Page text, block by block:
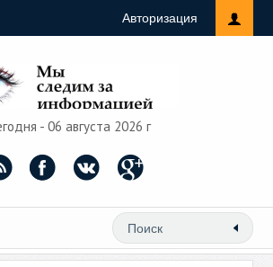
Авторизация
- 06 августа 2026 г